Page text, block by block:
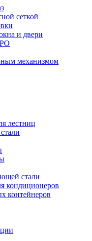
сеткой
и двери
механизмом
лестниц
стали
кондиционеров
контейнеров